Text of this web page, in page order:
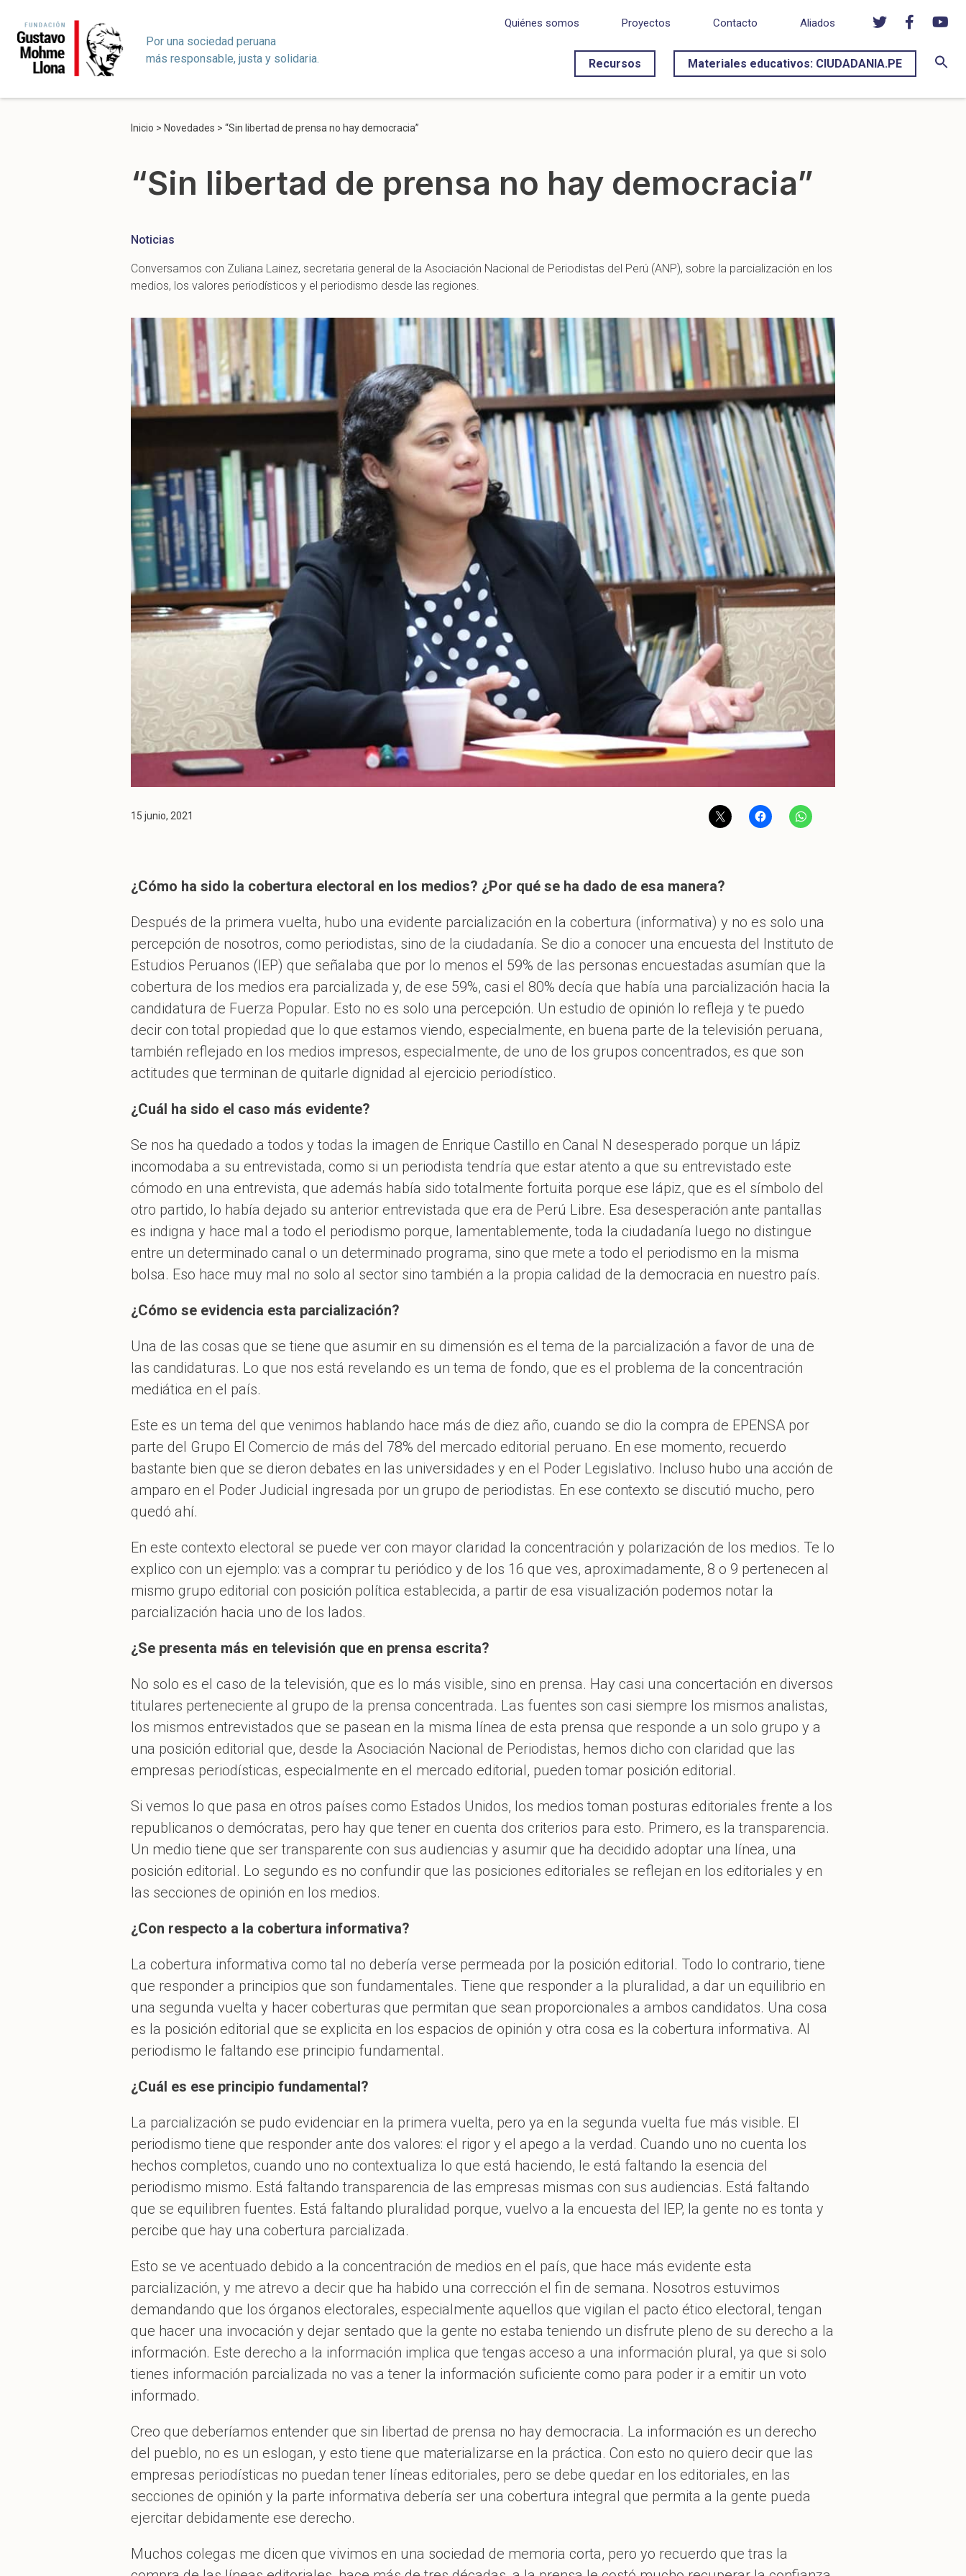
Por una sociedad peruana
más responsable, justa y solidaria.
Quiénes somos Proyectos Contacto Aliados
Recursos Materiales educativos: CIUDADANIA.PE
Inicio > Novedades > “Sin libertad de prensa no hay democracia”
“Sin libertad de prensa no hay democracia”
Noticias
Conversamos con Zuliana Lainez, secretaria general de la Asociación Nacional de Periodistas del Perú (ANP), sobre la parcialización en los
medios, los valores periodísticos y el periodismo desde las regiones.
15 junio, 2021
¿Cómo ha sido la cobertura electoral en los medios? ¿Por qué se ha dado de esa manera?
Después de la primera vuelta, hubo una evidente parcialización en la cobertura (informativa) y no es solo una
percepción de nosotros, como periodistas, sino de la ciudadanía. Se dio a conocer una encuesta del Instituto de
Estudios Peruanos (IEP) que señalaba que por lo menos el 59% de las personas encuestadas asumían que la
cobertura de los medios era parcializada y, de ese 59%, casi el 80% decía que había una parcialización hacia la
candidatura de Fuerza Popular. Esto no es solo una percepción. Un estudio de opinión lo refleja y te puedo
decir con total propiedad que lo que estamos viendo, especialmente, en buena parte de la televisión peruana,
también reflejado en los medios impresos, especialmente, de uno de los grupos concentrados, es que son
actitudes que terminan de quitarle dignidad al ejercicio periodístico.
¿Cuál ha sido el caso más evidente?
Se nos ha quedado a todos y todas la imagen de Enrique Castillo en Canal N desesperado porque un lápiz
incomodaba a su entrevistada, como si un periodista tendría que estar atento a que su entrevistado este
cómodo en una entrevista, que además había sido totalmente fortuita porque ese lápiz, que es el símbolo del
otro partido, lo había dejado su anterior entrevistada que era de Perú Libre. Esa desesperación ante pantallas
es indigna y hace mal a todo el periodismo porque, lamentablemente, toda la ciudadanía luego no distingue
entre un determinado canal o un determinado programa, sino que mete a todo el periodismo en la misma
bolsa. Eso hace muy mal no solo al sector sino también a la propia calidad de la democracia en nuestro país.
¿Cómo se evidencia esta parcialización?
Una de las cosas que se tiene que asumir en su dimensión es el tema de la parcialización a favor de una de
las candidaturas. Lo que nos está revelando es un tema de fondo, que es el problema de la concentración
mediática en el país.
Este es un tema del que venimos hablando hace más de diez año, cuando se dio la compra de EPENSA por
parte del Grupo El Comercio de más del 78% del mercado editorial peruano. En ese momento, recuerdo
bastante bien que se dieron debates en las universidades y en el Poder Legislativo. Incluso hubo una acción de
amparo en el Poder Judicial ingresada por un grupo de periodistas. En ese contexto se discutió mucho, pero
quedó ahí.
En este contexto electoral se puede ver con mayor claridad la concentración y polarización de los medios. Te lo
explico con un ejemplo: vas a comprar tu periódico y de los 16 que ves, aproximadamente, 8 o 9 pertenecen al
mismo grupo editorial con posición política establecida, a partir de esa visualización podemos notar la
parcialización hacia uno de los lados.
¿Se presenta más en televisión que en prensa escrita?
No solo es el caso de la televisión, que es lo más visible, sino en prensa. Hay casi una concertación en diversos
titulares perteneciente al grupo de la prensa concentrada. Las fuentes son casi siempre los mismos analistas,
los mismos entrevistados que se pasean en la misma línea de esta prensa que responde a un solo grupo y a
una posición editorial que, desde la Asociación Nacional de Periodistas, hemos dicho con claridad que las
empresas periodísticas, especialmente en el mercado editorial, pueden tomar posición editorial.
Si vemos lo que pasa en otros países como Estados Unidos, los medios toman posturas editoriales frente a los
republicanos o demócratas, pero hay que tener en cuenta dos criterios para esto. Primero, es la transparencia.
Un medio tiene que ser transparente con sus audiencias y asumir que ha decidido adoptar una línea, una
posición editorial. Lo segundo es no confundir que las posiciones editoriales se reflejan en los editoriales y en
las secciones de opinión en los medios.
¿Con respecto a la cobertura informativa?
La cobertura informativa como tal no debería verse permeada por la posición editorial. Todo lo contrario, tiene
que responder a principios que son fundamentales. Tiene que responder a la pluralidad, a dar un equilibrio en
una segunda vuelta y hacer coberturas que permitan que sean proporcionales a ambos candidatos. Una cosa
es la posición editorial que se explicita en los espacios de opinión y otra cosa es la cobertura informativa. Al
periodismo le faltando ese principio fundamental.
¿Cuál es ese principio fundamental?
La parcialización se pudo evidenciar en la primera vuelta, pero ya en la segunda vuelta fue más visible. El
periodismo tiene que responder ante dos valores: el rigor y el apego a la verdad. Cuando uno no cuenta los
hechos completos, cuando uno no contextualiza lo que está haciendo, le está faltando la esencia del
periodismo mismo. Está faltando transparencia de las empresas mismas con sus audiencias. Está faltando
que se equilibren fuentes. Está faltando pluralidad porque, vuelvo a la encuesta del IEP, la gente no es tonta y
percibe que hay una cobertura parcializada.
Esto se ve acentuado debido a la concentración de medios en el país, que hace más evidente esta
parcialización, y me atrevo a decir que ha habido una corrección el fin de semana. Nosotros estuvimos
demandando que los órganos electorales, especialmente aquellos que vigilan el pacto ético electoral, tengan
que hacer una invocación y dejar sentado que la gente no estaba teniendo un disfrute pleno de su derecho a la
información. Este derecho a la información implica que tengas acceso a una información plural, ya que si solo
tienes información parcializada no vas a tener la información suficiente como para poder ir a emitir un voto
informado.
Creo que deberíamos entender que sin libertad de prensa no hay democracia. La información es un derecho
del pueblo, no es un eslogan, y esto tiene que materializarse en la práctica. Con esto no quiero decir que las
empresas periodísticas no puedan tener líneas editoriales, pero se debe quedar en los editoriales, en las
secciones de opinión y la parte informativa debería ser una cobertura integral que permita a la gente pueda
ejercitar debidamente ese derecho.
Muchos colegas me dicen que vivimos en una sociedad de memoria corta, pero yo recuerdo que tras la